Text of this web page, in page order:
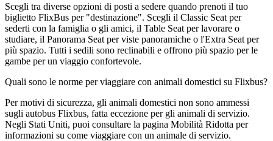
Scegli tra diverse opzioni di posti a sedere quando prenoti il ​​tuo
biglietto FlixBus per "destinazione". Scegli il Classic Seat per
sederti con la famiglia o gli amici, il Table Seat per lavorare o
studiare, il Panorama Seat per viste panoramiche o l'Extra Seat per
più spazio. Tutti i sedili sono reclinabili e offrono più spazio per le
gambe per un viaggio confortevole.
Quali sono le norme per viaggiare con animali domestici su Flixbus?
Per motivi di sicurezza, gli animali domestici non sono ammessi
sugli autobus Flixbus, fatta eccezione per gli animali di servizio.
Negli Stati Uniti, puoi consultare la pagina Mobilità Ridotta per
informazioni su come viaggiare con un animale di servizio.